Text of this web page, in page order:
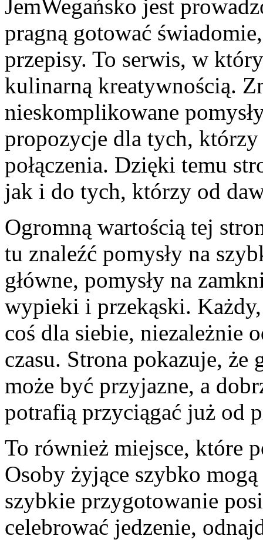
JemWegańsko jest
pragną gotować
przepisy. To serwis, w
kulinarną kreatywnością.
nieskomplikowane
propozycje dla tych,
połączenia. Dzięki temu
jak i do tych, którzy od
Ogromną wartością tej
tu znaleźć pomysły na
główne, pomysły na
wypieki i przekąski.
coś dla siebie, niezależnie
czasu. Strona pokazuje, że
może być przyjazne, a
potrafią przyciągać już od
To również miejsce, które
Osoby żyjące szybko
szybkie przygotowanie
celebrować jedzenie,